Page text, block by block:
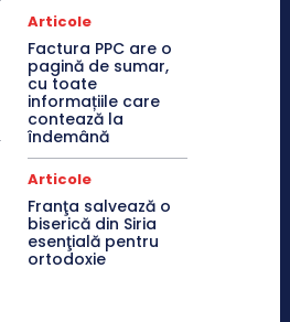
Articole
Factura PPC are o
pagină de sumar,
cu toate
informațiile care
contează la
îndemână
Articole
Franţa salvează o
biserică din Siria
esenţială pentru
ortodoxie